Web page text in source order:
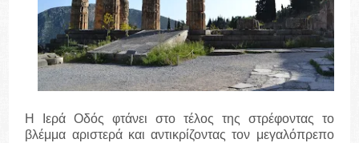
Η Ιερά Οδός φτάνει στο τέλος της στρέφοντας το
βλέμμα αριστερά και αντικρίζοντας τον μεγαλόπρεπο